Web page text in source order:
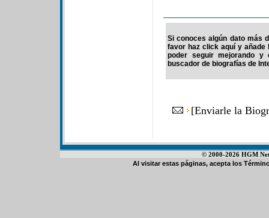
Si conoces algún dato más
favor haz click aquí y
poder seguir mejorando y
buscador de biografías de
[Enviarle la
© 2000-2026 HGM
Al visitar estas páginas, acepta los